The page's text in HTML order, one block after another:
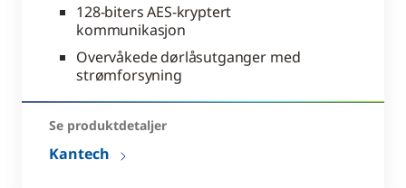
128-biters AES-kryptert
kommunikasjon
Overvåkede dørlåsutganger med
strømforsyning
Se produktdetaljer
Kantech